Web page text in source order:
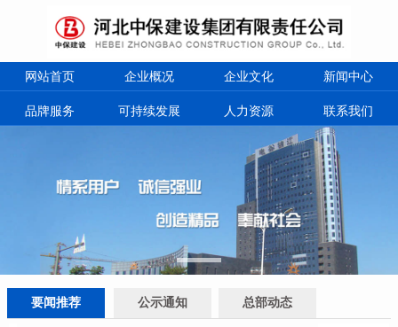
网站首页 企业概况 企业文化 新闻中心
品牌服务 可持续发展 人力资源 联系我们
要闻推荐 公示通知 总部动态